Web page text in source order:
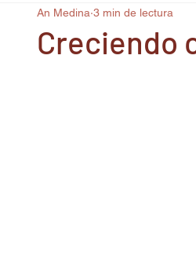
Creciendo
An Medina 3 min de lectura